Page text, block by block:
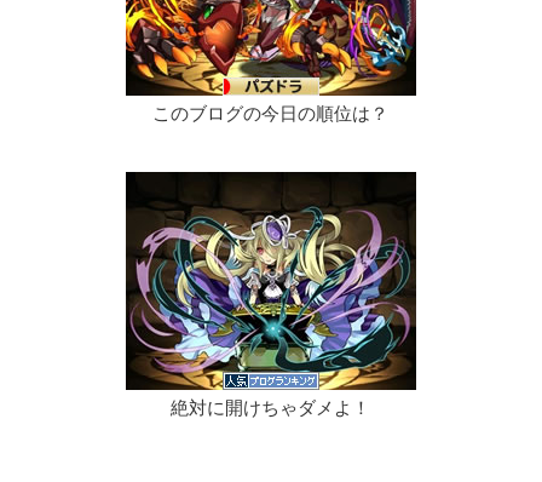
このブログの今日の順位は？
絶対に開けちゃダメよ！